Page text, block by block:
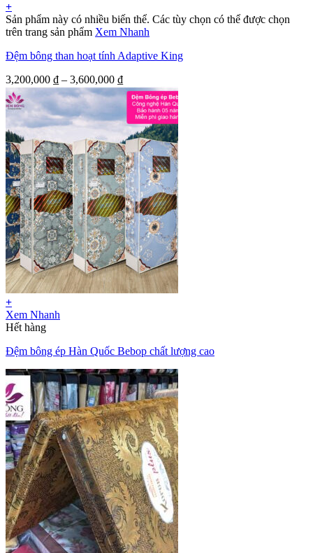
+
Sản phẩm này có nhiều biến thể. Các tùy chọn có thể được chọn
trên trang sản phẩm Xem Nhanh
Đệm bông than hoạt tính Adaptive King
3,200,000 ₫ – 3,600,000 ₫
+
Xem Nhanh
Hết hàng
Đệm bông ép Hàn Quốc Bebop chất lượng cao